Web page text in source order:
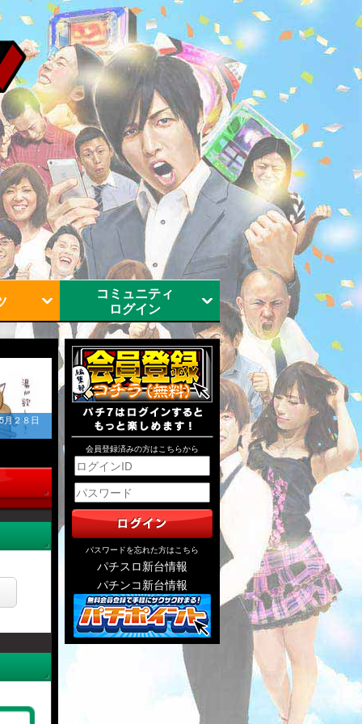
コミュニティ
ログイン
２８日
会員登録済みの方はこちらから
パスワードを忘れた方はこちら
パチスロ新台情報
パチンコ新台情報